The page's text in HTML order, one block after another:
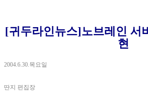
[귀두라인뉴스]노브레인 서
현
2004.6.30.목요일
딴지 편집장